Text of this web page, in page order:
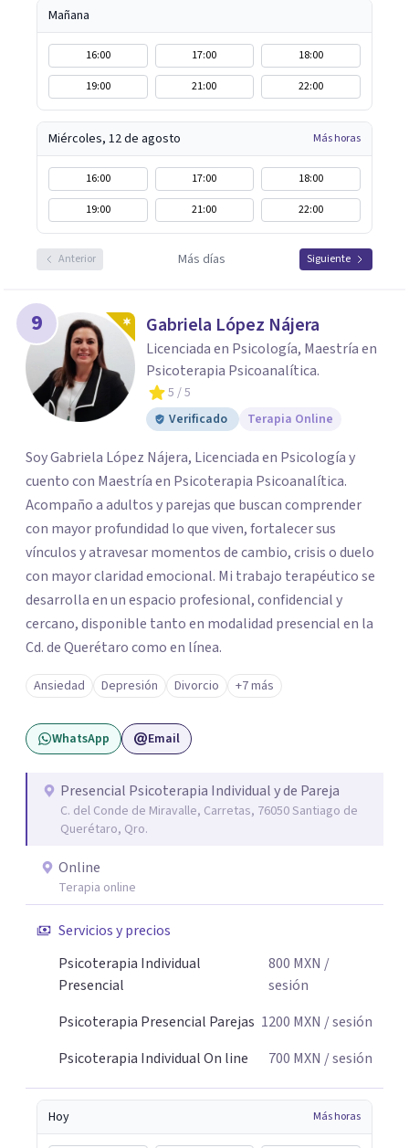
Mañana
16:00 17:00
18:00
19:00
21:00 22:00
Miércoles, 12 de agosto Más horas
16:00 17:00
18:00
19:00
21:00 22:00
Anterior Más días Siguiente
9 Gabriela López Nájera
Licenciada en Psicología, Maestría en
Psicoterapia Psicoanalítica.
5 / 5
Verificado
Terapia Online
Soy Gabriela López Nájera, Licenciada en Psicología y
cuento con Maestría en Psicoterapia Psicoanalítica.
Acompaño a adultos y parejas que buscan comprender
con mayor profundidad lo que viven, fortalecer sus
vínculos y atravesar momentos de cambio, crisis o duelo
con mayor claridad emocional. Mi trabajo terapéutico se
desarrolla en un espacio profesional, confidencial y
cercano, disponible tanto en modalidad presencial en la
Cd. de Querétaro como en línea.
Ansiedad Depresión Divorcio +7 más
WhatsApp Email
Presencial Psicoterapia Individual y de Pareja
C. del Conde de Miravalle, Carretas, 76050 Santiago de
Querétaro, Qro.
Online
Terapia online
Servicios y precios
Psicoterapia Individual
Presencial
800 MXN /
sesión
Psicoterapia Presencial Parejas 1200 MXN / sesión
Psicoterapia Individual On line
700 MXN / sesión
Hoy Más horas